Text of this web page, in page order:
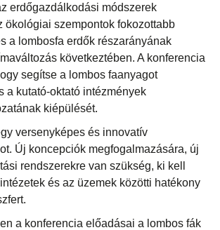
erdőgazdálkodási módszerek
ökológiai szempontok fokozottabb
a lombosfa erdők részarányának
következtében. A konferencia
segítse a lombos faanyagot
a kutató-oktató intézmények
kiépülését.
versenyképes és innovatív
Új koncepciók megfogalmazására, új
rendszerekre van szükség, ki kell
és az üzemek közötti hatékony
a konferencia előadásai a lombos fák